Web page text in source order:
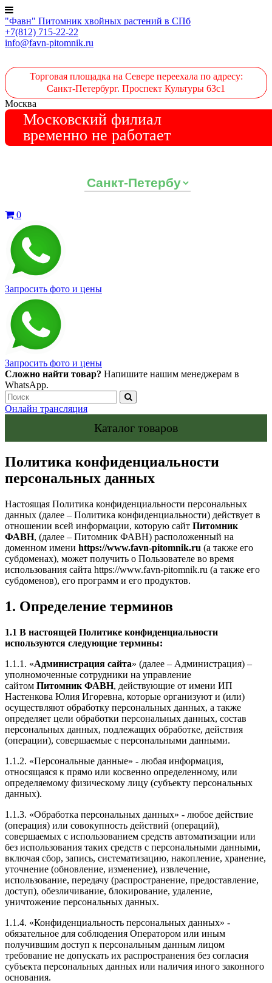
"Фавн" Питомник хвойных растений в СПб
+7(812) 715-22-22
info@favn-pitomnik.ru
Торговая площадка на Севере переехала по адресу:
Санкт-Петербург. Проспект Культуры 63с1
Москва
Московский филиал
временно не работает
0
Запросить фото и цены
Запросить фото и цены
Сложно найти товар? Напишите нашим менеджерам в
WhatsApp.
Онлайн трансляция
Каталог товаров
Политика конфиденциальности
персональных данных
Настоящая Политика конфиденциальности персональных
данных (далее – Политика конфиденциальности) действует в
отношении всей информации, которую сайт Питомник
ФАВН, (далее – Питомник ФАВН) расположенный на
доменном имени https://www.favn-pitomnik.ru (а также его
субдоменах), может получить о Пользователе во время
использования сайта https://www.favn-pitomnik.ru (а также его
субдоменов), его программ и его продуктов.
1. Определение терминов
1.1 В настоящей Политике конфиденциальности
используются следующие термины:
1.1.1. «Администрация сайта» (далее – Администрация) –
уполномоченные сотрудники на управление
сайтом Питомник ФАВН, действующие от имени ИП
Настенкова Юлия Игоревна, которые организуют и (или)
осуществляют обработку персональных данных, а также
определяет цели обработки персональных данных, состав
персональных данных, подлежащих обработке, действия
(операции), совершаемые с персональными данными.
1.1.2. «Персональные данные» - любая информация,
относящаяся к прямо или косвенно определенному, или
определяемому физическому лицу (субъекту персональных
данных).
1.1.3. «Обработка персональных данных» - любое действие
(операция) или совокупность действий (операций),
совершаемых с использованием средств автоматизации или
без использования таких средств с персональными данными,
включая сбор, запись, систематизацию, накопление, хранение,
уточнение (обновление, изменение), извлечение,
использование, передачу (распространение, предоставление,
доступ), обезличивание, блокирование, удаление,
уничтожение персональных данных.
1.1.4. «Конфиденциальность персональных данных» -
обязательное для соблюдения Оператором или иным
получившим доступ к персональным данным лицом
требование не допускать их распространения без согласия
субъекта персональных данных или наличия иного законного
основания.